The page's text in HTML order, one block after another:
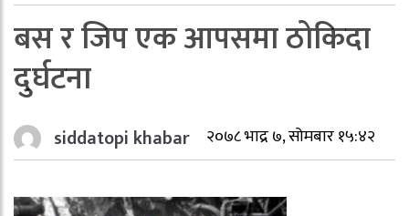
बस र जिप एक आपसमा ठोकिदा
दुर्घटना
siddatopi khabar २०७८ भाद्र ७, सोमबार १५:४२